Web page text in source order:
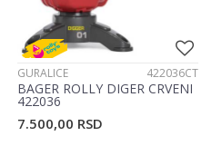
GURALICE 422036CT
BAGER ROLLY DIGER CRVENI
422036
7.500,00 RSD